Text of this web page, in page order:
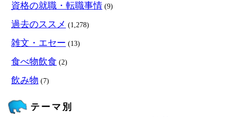
資格の就職・転職事情 (9)
過去のススメ (1,278)
雑文・エセー (13)
食べ物飲食 (2)
飲み物 (7)
テーマ別